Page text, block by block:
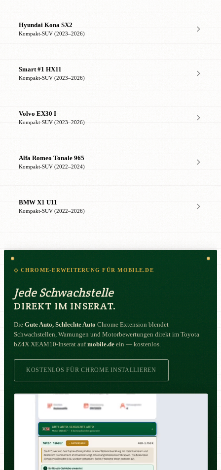
Hyundai Kona SX2
Kompakt-SUV (2023–2026)
Smart #1 HX11
Kompakt-SUV (2023–2026)
Volvo EX30 I
Kompakt-SUV (2023–2026)
Alfa Romeo Tonale 965
Kompakt-SUV (2022–2024)
BMW X1 U11
Kompakt-SUV (2022–2026)
◇ CHROME-ERWEITERUNG FÜR MOBILE.DE
Jede Schwachstelle
DIREKT IM INSERAT.
Die Gute Auto, Schlechte Auto Chrome Extension blendet
Schwachstellen, Warnungen und Motorbewertungen direkt im Toyota
bZ4X XEAM10-Inserat aufmobile.de ein — kostenlos.
KOSTENLOS FÜR CHROME INSTALLIEREN